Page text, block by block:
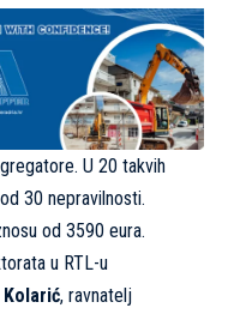
U 20 takvih
30 nepravilnosti.
od 3590 eura.
u RTL-u
, ravnatelj